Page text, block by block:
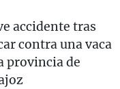
accidente tras
contra una vaca
provincia de